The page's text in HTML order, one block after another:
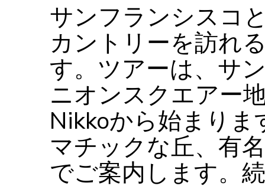
サンフランシスコ
カントリーを訪れ
す。ツアーは、サ
ニオンスクエアー
Nikkoから始まり
マチックな丘、有
でご案内します。